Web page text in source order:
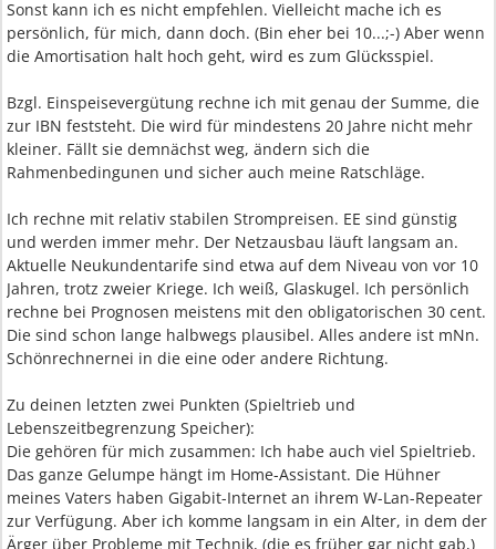
Sonst kann ich es nicht empfehlen. Vielleicht mache ich es
persönlich, für mich, dann doch. (Bin eher bei 10...;-) Aber wenn
die Amortisation halt hoch geht, wird es zum Glücksspiel.
Bzgl. Einspeisevergütung rechne ich mit genau der Summe, die
zur IBN feststeht. Die wird für mindestens 20 Jahre nicht mehr
kleiner. Fällt sie demnächst weg, ändern sich die
Rahmenbedingunen und sicher auch meine Ratschläge.
Ich rechne mit relativ stabilen Strompreisen. EE sind günstig
und werden immer mehr. Der Netzausbau läuft langsam an.
Aktuelle Neukundentarife sind etwa auf dem Niveau von vor 10
Jahren, trotz zweier Kriege. Ich weiß, Glaskugel. Ich persönlich
rechne bei Prognosen meistens mit den obligatorischen 30 cent.
Die sind schon lange halbwegs plausibel. Alles andere ist mNn.
Schönrechnernei in die eine oder andere Richtung.
Zu deinen letzten zwei Punkten (Spieltrieb und
Lebenszeitbegrenzung Speicher):
Die gehören für mich zusammen: Ich habe auch viel Spieltrieb.
Das ganze Gelumpe hängt im Home-Assistant. Die Hühner
meines Vaters haben Gigabit-Internet an ihrem W-Lan-Repeater
zur Verfügung. Aber ich komme langsam in ein Alter, in dem der
Ärger über Probleme mit Technik, (die es früher gar nicht gab,)